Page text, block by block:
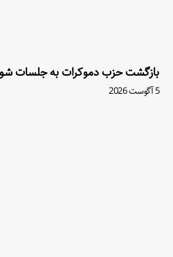
بازگشت حزب دموکرات به جلسات
5 آگوست 2026